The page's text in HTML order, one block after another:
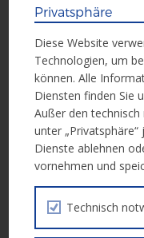
Fähigkeiten erweitern
auch auf aktuelle
auch das „ Start Wien
Wien haben 1.000
Asylberechtigte, dank
Chance, ins reguläre
integriert zu werden.
zum Abschluss des
gesungen hat, rührte
Die ESF Jahrestagung
nur informiert und
Weinen gebracht!
Privatsphäre
Diese Website
Technologien, um
können. Alle
Diensten finden Sie
Außer den
unter
Dienste ablehnen
vornehmen und
Technisch